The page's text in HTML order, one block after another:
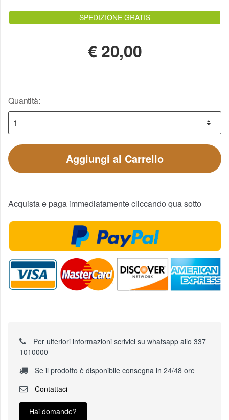
SPEDIZIONE GRATIS
€20,00
Quantità:
Aggiungi al Carrello
Acquista e paga immediatamente cliccando qua sotto
Per ulteriori informazioni scrivici su whatsapp allo 337
1010000
Se il prodotto è disponibile consegna in 24/48 ore
Contattaci
Hai domande?